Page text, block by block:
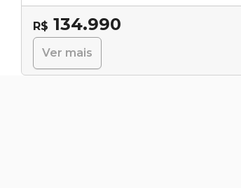
R$ 134.990
Ver mais